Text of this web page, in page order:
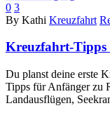
0 3
By Kathi Kreuzfahrt
Kreuzfahrt-
Du planst deine erste
Tipps für Anfänger zu
Landausflügen,